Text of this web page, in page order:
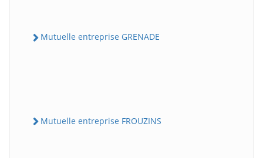
Mutuelle entreprise GRENADE
Mutuelle entreprise FROUZINS